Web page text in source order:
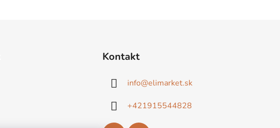
Kontakt
info@elimarket.sk
+421915544828